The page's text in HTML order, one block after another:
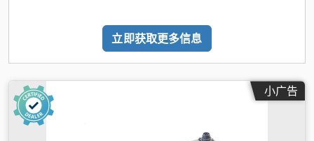
立即获取更多信息
小广告